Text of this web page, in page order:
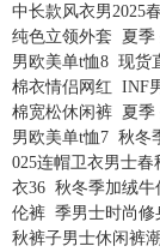
中长款风衣男2025
纯色立领外套
夏季
男欧美单t恤8 现货
棉衣情侣网红 INF
棉宽松休闲裤 夏季
男欧美单t恤7 秋冬
025连帽卫衣男士
衣36 秋冬季加绒牛
伦裤 季男士时尚修
秋裤子男士休闲裤